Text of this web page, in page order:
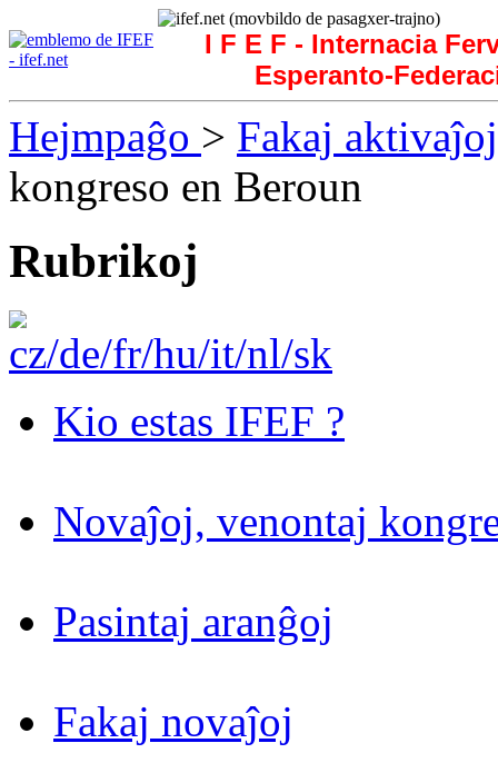
I F E F - Internacia
Esperanto-
Hejmpaĝo > Fakaj aktivaĵoj
kongreso en Beroun
Rubrikoj
Kio estas IFEF ?
Novaĵoj, venontaj
Pasintaj aranĝoj
Fakaj novaĵoj